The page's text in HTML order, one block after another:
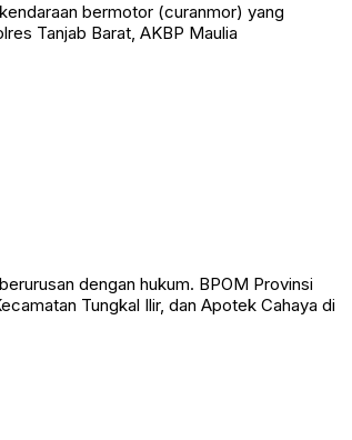
bermotor (curanmor) yang
Tanjab Barat, AKBP Maulia
dengan hukum. BPOM Provinsi
Tungkal Ilir, dan Apotek Cahaya di